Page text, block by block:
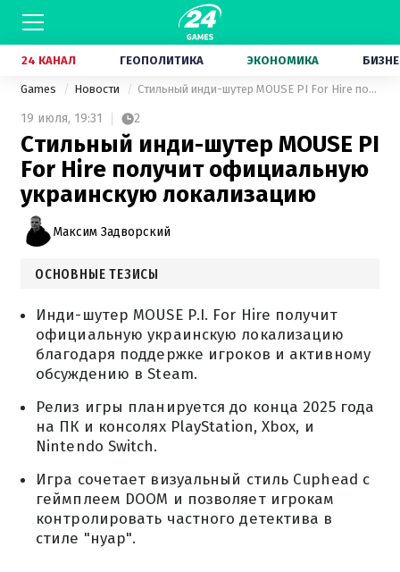
24 КАНАЛ ГЕОПОЛИТИКА ЭКОНОМИКА
Games Новости Стильный инди-шутер MOUSE PI For Hire получит официальную украинскую локализацию
19 июля, 19:31 2
Стильный инди-шутер MOUSE PI
For Hire получит официальную
украинскую локализацию
Максим Задворский
ОСНОВНЫЕ ТЕЗИСЫ
Инди-шутер MOUSE P.I. For Hire получит
официальную украинскую локализацию
благодаря поддержке игроков и активному
обсуждению в Steam.
Релиз игры планируется до конца 2025 года
на ПК и консолях PlayStation, Xbox, и
Nintendo Switch.
Игра сочетает визуальный стиль Cuphead с
геймплеем DOOM и позволяет игрокам
контролировать частного детектива в
стиле "нуар".